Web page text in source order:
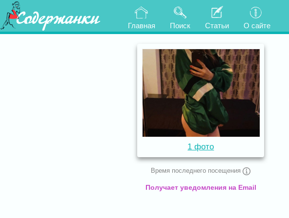
Содержанки Главная Поиск Статьи О сайте
1 фото
Время последнего посещения
Получает уведомления на Email